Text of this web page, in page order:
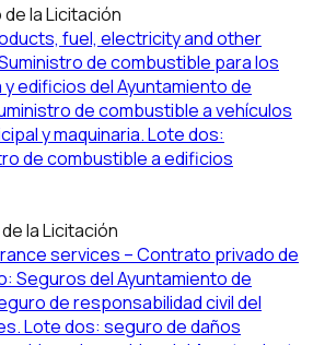
la Licitación
fuel, electricity and other
de combustible para los
edificios del Ayuntamiento de
de combustible a vehículos
y maquinaria. Lote dos:
de combustible a edificios
la Licitación
services – Contrato privado de
Seguros del Ayuntamiento de
de responsabilidad civil del
Lote dos: seguro de daños